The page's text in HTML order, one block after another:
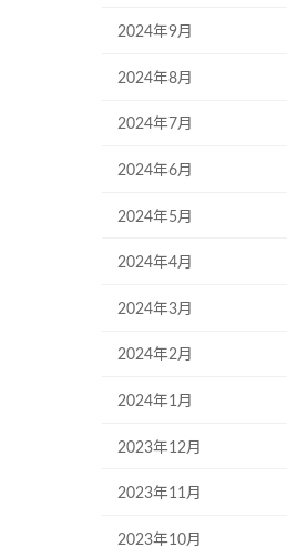
2024年9月
2024年8月
2024年7月
2024年6月
2024年5月
2024年4月
2024年3月
2024年2月
2024年1月
2023年12月
2023年11月
2023年10月